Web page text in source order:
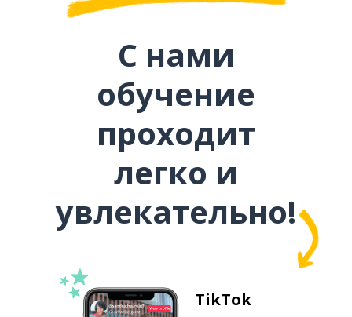
С нами
обучение
проходит
легко и
увлекательно!
TikTok